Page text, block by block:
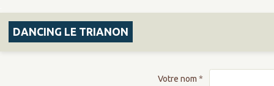
DANCING LE TRIANON
Votre nom